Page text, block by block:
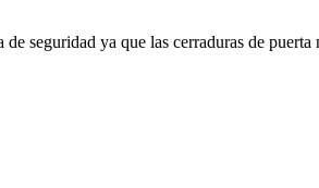
seguridad ya que las cerraduras de